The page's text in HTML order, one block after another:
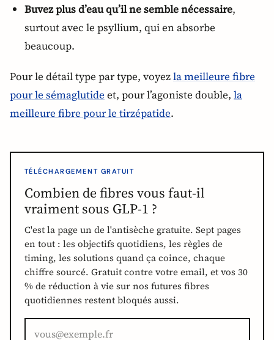
Buvez plus d’eau qu’il ne semble nécessaire,
surtout avec le psyllium, qui en absorbe
beaucoup.
Pour le détail type par type, voyezla meilleure fibre
pour le sémaglutide et, pour l’agoniste double, la
meilleure fibre pour le tirzépatide.
TÉLÉCHARGEMENT GRATUIT
Combien de fibres vous faut-il
vraiment sous GLP-1 ?
C'est la page un de l'antisèche gratuite. Sept pages
en tout : les objectifs quotidiens, les règles de
timing, les solutions quand ça coince, chaque
chiffre sourcé. Gratuit contre votre email, et vos 30
% de réduction à vie sur nos futures fibres
quotidiennes restent bloqués aussi.